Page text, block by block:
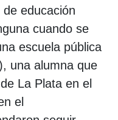
educación
cuando se
escuela pública
una alumna que
La Plata en el
el